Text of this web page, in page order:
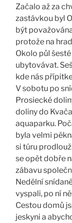
Začalo až za
zastávkou byl
být
protože na
Okolo půl
ubytovávat.
kde nás
V sobotu po
Prosiecké
doliny do
aquaparku.
byla velmi
si túru
se opět dobře
zábavu
Nedělní
vyspali, po ní
Cestou domů
jeskyni a